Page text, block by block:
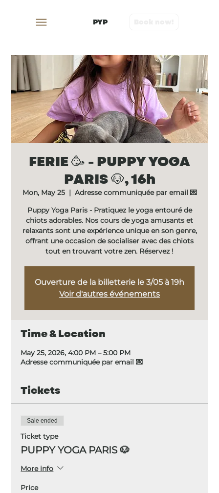
PYP
FERIE 🥳 - PUPPY YOGA
PARIS 🐶, 16h
Mon, May 25
  |
Adresse communiquée par email 💌
Puppy Yoga Paris - Pratiquez le yoga entouré de
chiots adorables. Nos cours de yoga amusants et
relaxants sont une expérience unique en son genre,
offrant une occasion de socialiser avec des chiots
tout en trouvant votre zen. Réservez !
Ouverture de la billetterie le 3/05 à 19h
Voir d'autres événements
Time & Location
May 25, 2026, 4:00 PM – 5:00 PM
Adresse communiquée par email 💌
Tickets
Sale ended
Ticket type
PUPPY YOGA PARIS 🐶
More info
Price